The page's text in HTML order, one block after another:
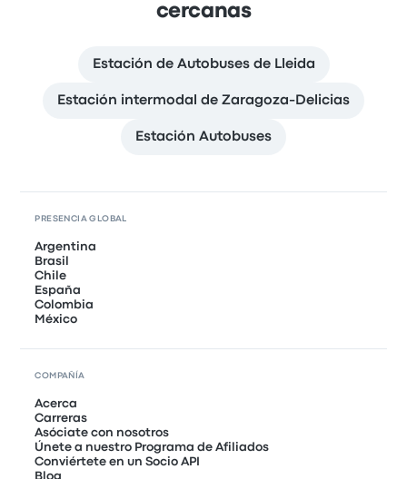
cercanas
Estación de Autobuses de Lleida
Estación intermodal de Zaragoza-Delicias
Estación Autobuses
PRESENCIA GLOBAL
Argentina
Brasil
Chile
España
Colombia
México
COMPAÑÍA
Acerca
Carreras
Asóciate con nosotros
Únete a nuestro Programa de Afiliados
Conviértete en un Socio API
Blog